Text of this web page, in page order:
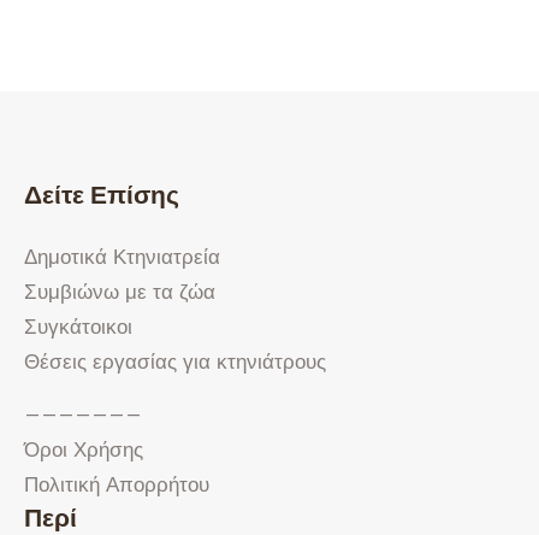
Δείτε Επίσης
Δημοτικά Κτηνιατρεία
Συμβιώνω με τα ζώα
Συγκάτοικοι
Θέσεις εργασίας για κτηνιάτρους
———————
Όροι Χρήσης
Πολιτική Απορρήτου
Περί